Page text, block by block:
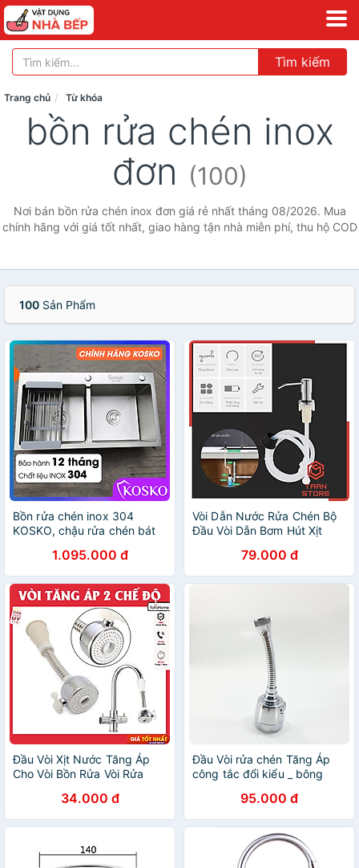
Tìm kiếm
Trang chủ Từ khóa
bồn rửa chén inox
đơn (100)
Nơi bán bồn rửa chén inox đơn giá rẻ nhất tháng 08/2026. Mua
chính hãng với giá tốt nhất, giao hàng tận nhà miễn phí, thu hộ COD
100 Sản Phẩm
Bồn rửa chén inox 304
KOSKO, chậu rửa chén bát
nhiều loại vòi nước rửa chén
1.095.000 đ
Vòi Dẫn Nước Rửa Chén Bộ
Đầu Vòi Dẫn Bơm Hút Xịt
Bát Gắn Bồn Rửa Bát
79.000 đ
Đầu Vòi Xịt Nước Tăng Áp
Cho Vòi Bồn Rửa Vòi Rửa
Tăng Áp Xoay 360 Độ Điều
Chỉnh Thoải Mái
34.000 đ
Đầu Vòi rửa chén Tăng Áp
công tắc đổi kiểu _ bông
vòi rửa bát tăng áp lực nước
2 chế độ phun_đầu tăng áp
rửa chén bát nhựa ABS si
inox cao cấp_ đầu vòi rửa
chén tăng áp_ vòi rửa chén
95.000 đ